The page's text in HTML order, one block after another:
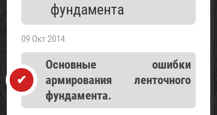
фундамента
09 Окт 2014
Основные ошибки
армирования ленточного
фундамента.
Проект
летнего
домика
фото)
07
Май